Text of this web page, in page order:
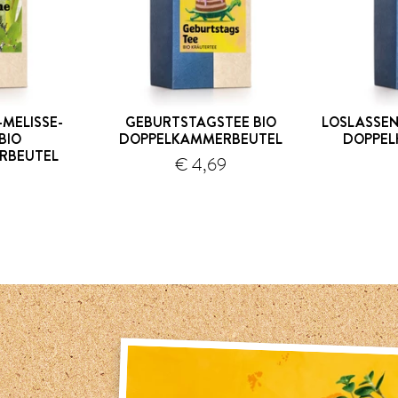
GEBURTSTAGSTEE BIO
DOPPELKAMMERBEUTEL
€ 4,69Versand